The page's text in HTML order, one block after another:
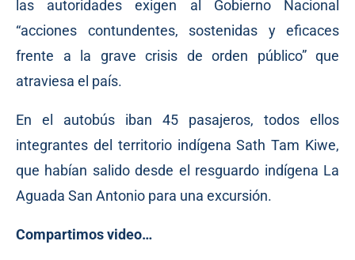
las autoridades exigen al Gobierno Nacional
“acciones contundentes, sostenidas y eficaces
frente a la grave crisis de orden público” que
atraviesa el país.
En el autobús iban 45 pasajeros, todos ellos
integrantes del territorio indígena Sath Tam Kiwe,
que habían salido desde el resguardo indígena La
Aguada San Antonio para una excursión.
Compartimos video…